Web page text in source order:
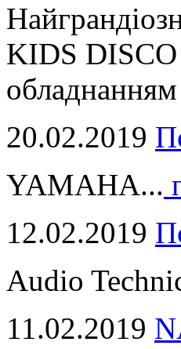
KIDS DISCO
20.02.2019
YAMAHA...
12.02.2019
Audio
11.02.2019